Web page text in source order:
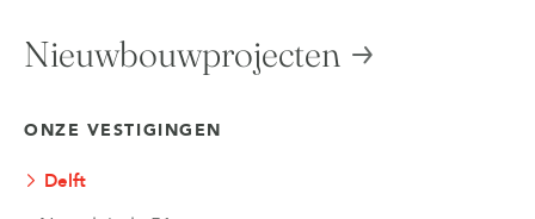
Nieuwbouwprojecten
ONZE VESTIGINGEN
Delft